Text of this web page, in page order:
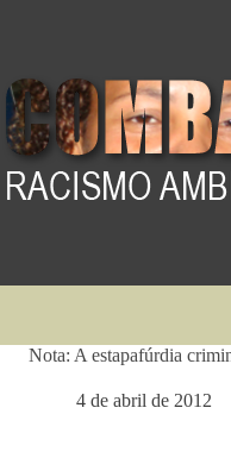
Nota: A estapafúrdia
4 de abril de 2012